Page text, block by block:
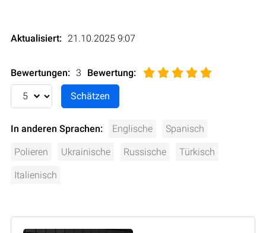
Aktualisiert: 21.10.2025 9:07
Bewertungen: 3 Bewertung:
In anderen Sprachen: Englische Spanisch
Polieren Ukrainische Russische Türkisch
Italienisch